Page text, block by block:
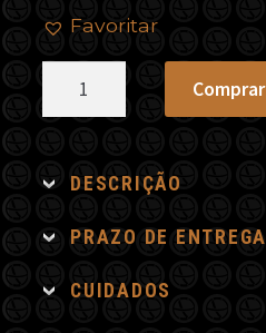
Favoritar
Comprar
DESCRIÇÃO
PRAZO DE ENTREGA
CUIDADOS